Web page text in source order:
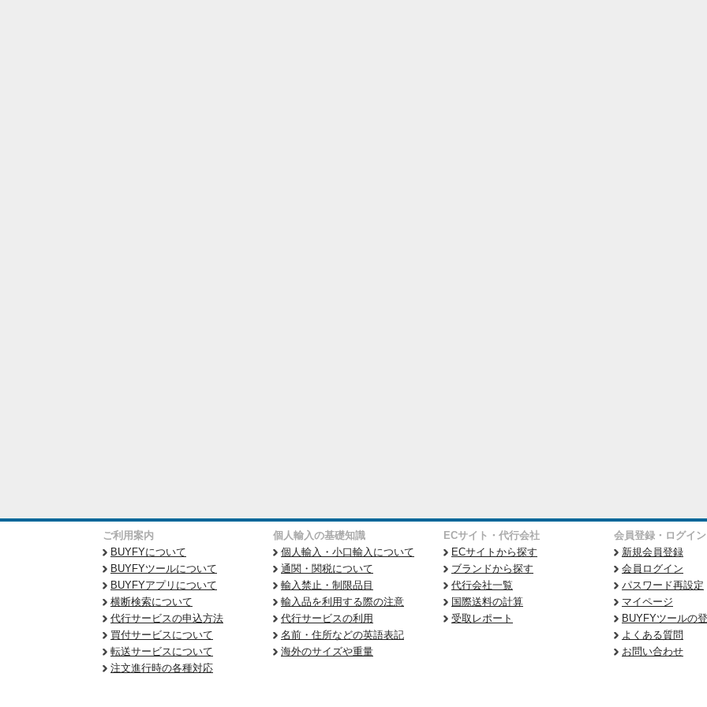
ご利用案内
BUYFYについて
BUYFYツールについて
BUYFYアプリについて
横断検索について
代行サービスの申込方法
買付サービスについて
転送サービスについて
注文進行時の各種対応
個人輸入の基礎知識
個人輸入・小口輸入について
通関・関税について
輸入禁止・制限品目
輸入品を利用する際の注意
代行サービスの利用
名前・住所などの英語表記
海外のサイズや重量
ECサイト・代行会社
ECサイトから探す
ブランドから探す
代行会社一覧
国際送料の計算
受取レポート
会員登録・ログイン
新規会員登録
会員ログイン
パスワード再設定
マイページ
BUYFYツールの
よくある質問
お問い合わせ